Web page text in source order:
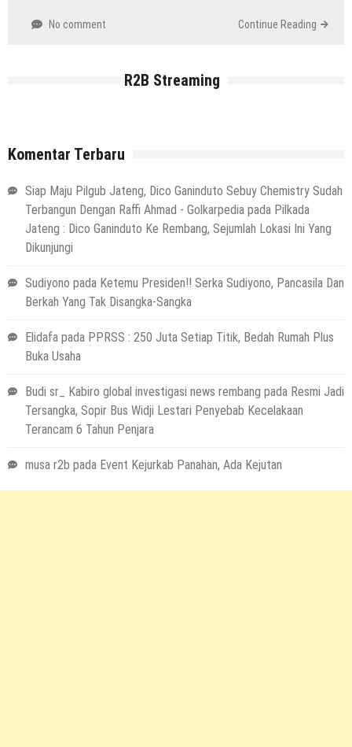
No comment Continue Reading
R2B Streaming
Komentar Terbaru
Siap Maju Pilgub Jateng, Dico Ganinduto Sebuy Chemistry Sudah
Terbangun Dengan Raffi Ahmad - Golkarpedia pada Pilkada
Jateng : Dico Ganinduto Ke Rembang, Sejumlah Lokasi Ini Yang
Dikunjungi
Sudiyono pada Ketemu Presiden!! Serka Sudiyono, Pancasila Dan
Berkah Yang Tak Disangka-Sangka
Elidafa pada PPRSS : 250 Juta Setiap Titik, Bedah Rumah Plus
Buka Usaha
Budi sr_ Kabiro global investigasi news rembang pada Resmi Jadi
Tersangka, Sopir Bus Widji Lestari Penyebab Kecelakaan
Terancam 6 Tahun Penjara
musa r2b pada Event Kejurkab Panahan, Ada Kejutan